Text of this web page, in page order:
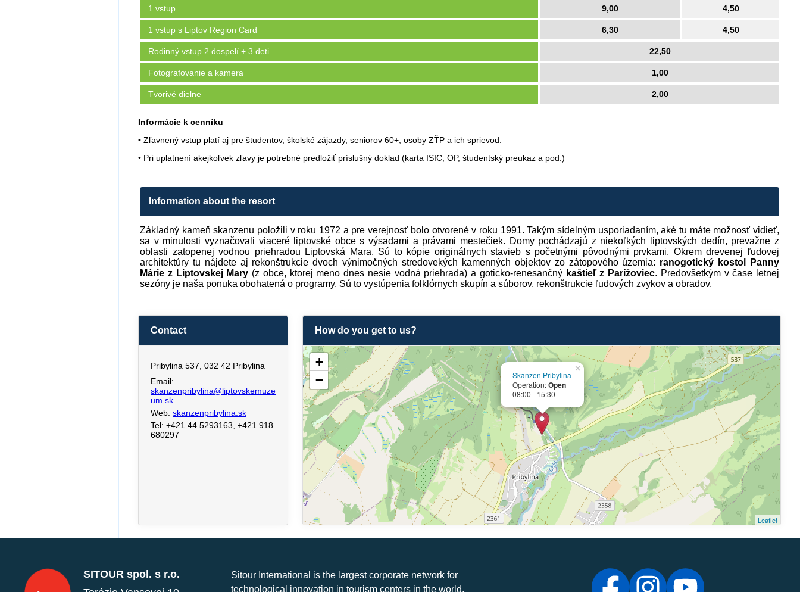
1 vstup 9,00 4,50
1 vstup s Liptov Region Card 6,30 4,50
Rodinný vstup 2 dospelí + 3 deti 22,50
Fotografovanie a kamera 1,00
Tvorivé dielne 2,00
Informácie k cenníku
• Zľavnený vstup platí aj pre študentov, školské zájazdy, seniorov 60+, osoby ZŤP a ich sprievod.
• Pri uplatnení akejkoľvek zľavy je potrebné predložiť príslušný doklad (karta ISIC, OP, študentský preukaz a pod.)
Information about the resort
Základný kameň skanzenu položili v roku 1972 a pre verejnosť bolo otvorené v roku 1991. Takým sídelným usporiadaním, aké tu máte možnosť vidieť,
sa v minulosti vyznačovali viaceré liptovské obce s výsadami a právami mestečiek. Domy pochádzajú z niekoľkých liptovských dedín, prevažne z
oblasti zatopenej vodnou priehradou Liptovská Mara. Sú to kópie originálnych stavieb s početnými pôvodnými prvkami. Okrem drevenej ľudovej
architektúry tu nájdete aj rekonštrukcie dvoch výnimočných stredovekých kamenných objektov zo zátopového územia: ranogotický kostol Panny
Márie z Liptovskej Mary (z obce, ktorej meno dnes nesie vodná priehrada) a goticko-renesančný kaštieľ z Parížoviec. Predovšetkým v čase letnej
sezóny je naša ponuka obohatená o programy. Sú to vystúpenia folklórnych skupín a súborov, rekonštrukcie ľudových zvykov a obradov.
Contact
Pribylina 537, 032 42 Pribylina
Email:
skanzenpribylina@liptovskemuze
um.sk
Web: skanzenpribylina.sk
Tel: +421 44 5293163, +421 918
680297
How do you get to us?
Skanzen Pribylina
Operation:Open
08:00 - 15:30
×
+
−
Leaflet
SITOUR spol. s r.o.
Sitour International is the largest corporate network for
technological innovation in tourism centers in the world.